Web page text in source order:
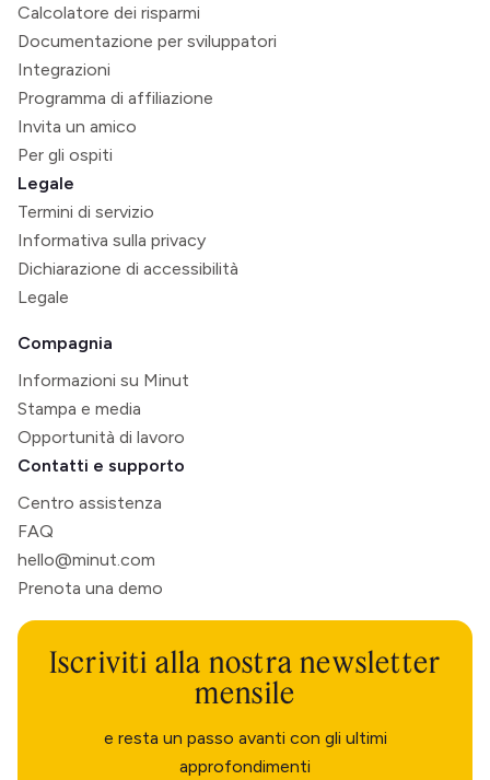
Calcolatore dei risparmi
Documentazione per sviluppatori
Integrazioni
Programma di affiliazione
Invita un amico
Per gli ospiti
Legale
Termini di servizio
Informativa sulla privacy
Dichiarazione di accessibilità
Legale
Compagnia
Informazioni su Minut
Stampa e media
Opportunità di lavoro
Contatti e supporto
Centro assistenza
FAQ
hello@minut.com
Prenota una demo
Iscriviti alla nostra newsletter
mensile
e resta un passo avanti con gli ultimi
approfondimenti